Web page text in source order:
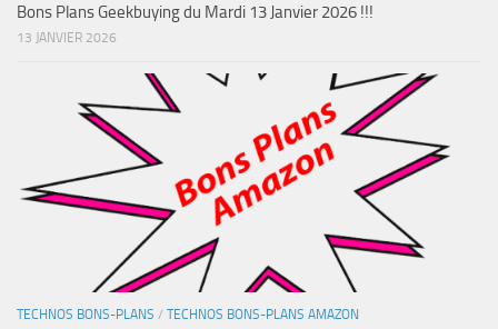
Bons Plans Geekbuying du Mardi 13 Janvier 2026 !!!
13 JANVIER 2026
TECHNOS BONS-PLANS / TECHNOS BONS-PLANS AMAZON